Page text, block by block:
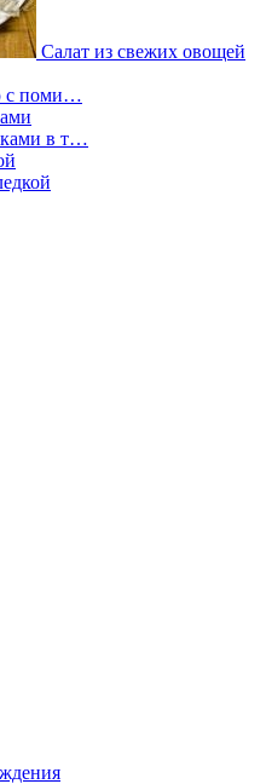
Салат из свежих овощей
с поми…
в т…